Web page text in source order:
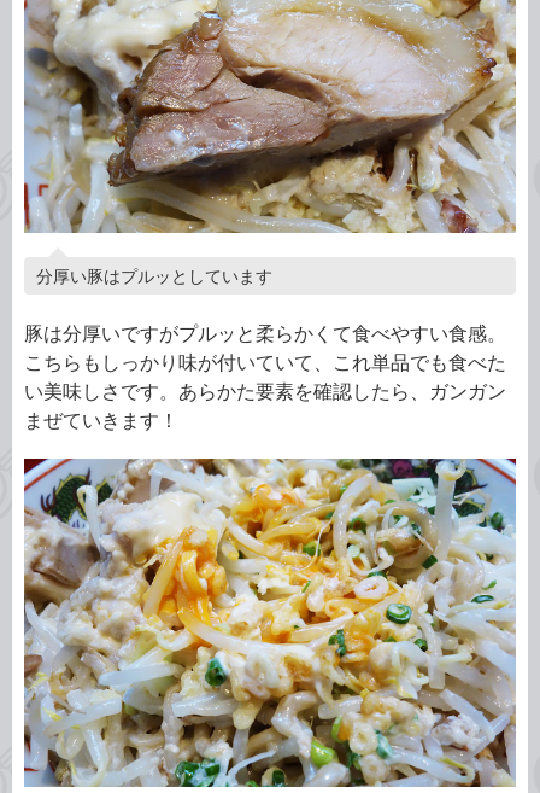
分厚い豚はプルッとしています
豚は分厚いですがプルッと柔らかくて食べやすい食感。
こちらもしっかり味が付いていて、これ単品でも食べた
い美味しさです。あらかた要素を確認したら、ガンガン
まぜていきます！